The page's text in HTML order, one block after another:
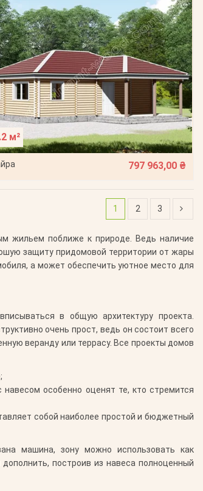
м²
797 963,00 ₴
1 2 3
жильем поближе к природе. Ведь наличие
защиту придомовой территории от жары
а может обеспечить уютное место для
в общую архитектуру проекта.
очень прост, ведь он состоит всего
веранду или террасу. Все проекты домов
особенно оценят те, кто стремится
собой наиболее простой и бюджетный
машина, зону можно использовать как
построив из навеса полноценный